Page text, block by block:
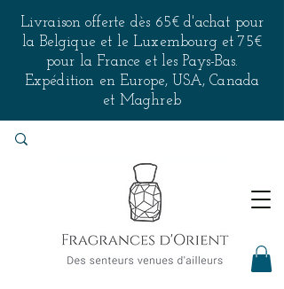
Livraison offerte dès 65€ d'achat pour
la Belgique et le Luxembourg et 75€
pour la France et les Pays-Bas.
Expédition en Europe, USA, Canada
et Maghreb